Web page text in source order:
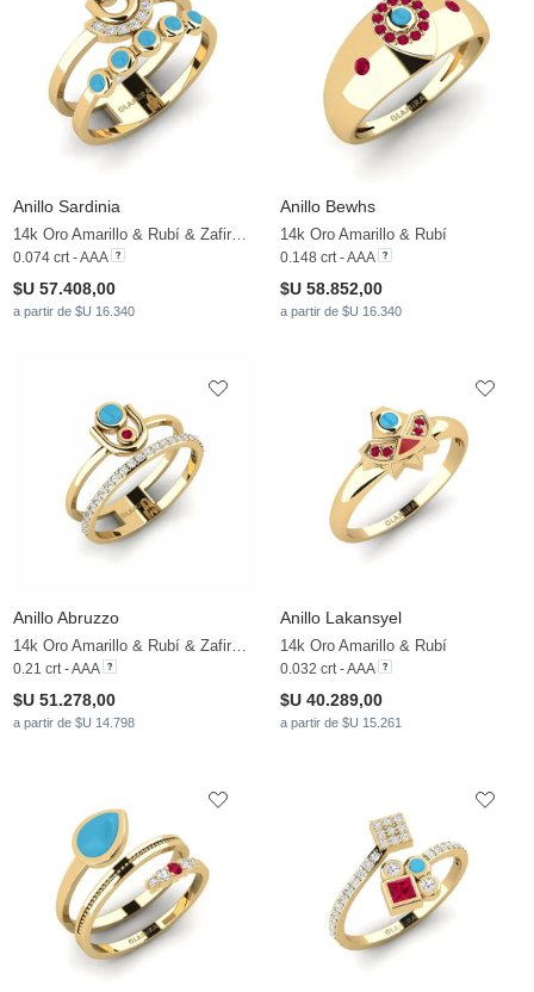
Anillo Sardinia
14k Oro Amarillo & Rubí & Zafiro blanco
0.074 crt - AAA
$U 57.408,00
a partir de $U 16.340
Anillo Bewhs
14k Oro Amarillo & Rubí
0.148 crt - AAA
$U 58.852,00
a partir de $U 16.340
Anillo Abruzzo
14k Oro Amarillo & Rubí & Zafiro blanco
0.21 crt - AAA
$U 51.278,00
a partir de $U 14.798
Anillo Lakansyel
14k Oro Amarillo & Rubí
0.032 crt - AAA
$U 40.289,00
a partir de $U 15.261